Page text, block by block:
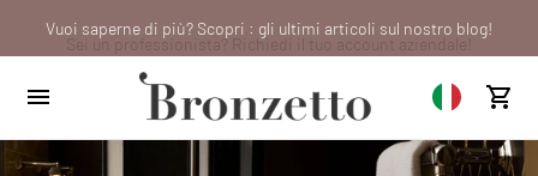
We will be closed from 10th to 21st August
Vuoi saperne di più? Scopri : gli ultimi articoli sul nostro blog!
Sei un professionista? Richiedi il tuo account aziendale!